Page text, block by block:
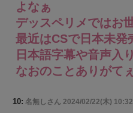
よなぁ
デッスペリメではお
最近はCSで日本未発
日本語字幕や音声入
なおのことありがて
10: 名無しさん 2024/02/22(木)